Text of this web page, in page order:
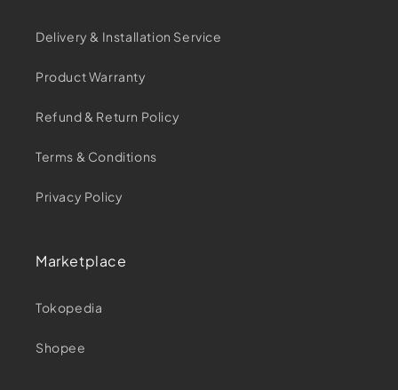
Delivery & Installation Service
Product Warranty
Refund & Return Policy
Terms & Conditions
Privacy Policy
Marketplace
Tokopedia
Shopee